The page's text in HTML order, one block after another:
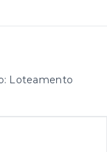
Loteamento